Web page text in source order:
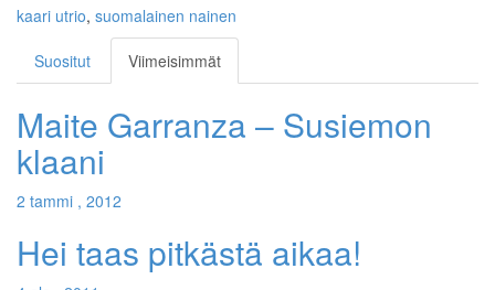
kaari utrio, suomalainen nainen
Suositut Viimeisimmät
Maite Garranza – Susiemon
klaani
2 tammi , 2012
Hei taas pitkästä aikaa!